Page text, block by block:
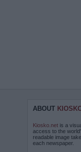
ABOUT
Kiosko.net is a
access to the
readable image
each newspaper.